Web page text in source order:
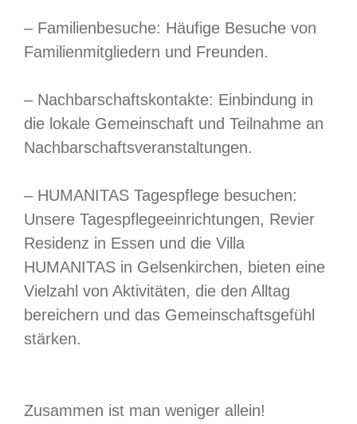
– Familienbesuche: Häufige Besuche von
Familienmitgliedern und Freunden.
– Nachbarschaftskontakte: Einbindung in
die lokale Gemeinschaft und Teilnahme an
Nachbarschaftsveranstaltungen.
– HUMANITAS Tagespflege besuchen:
Unsere Tagespflegeeinrichtungen, Revier
Residenz in Essen und die Villa
HUMANITAS in Gelsenkirchen, bieten eine
Vielzahl von Aktivitäten, die den Alltag
bereichern und das Gemeinschaftsgefühl
stärken.
Zusammen ist man weniger allein!